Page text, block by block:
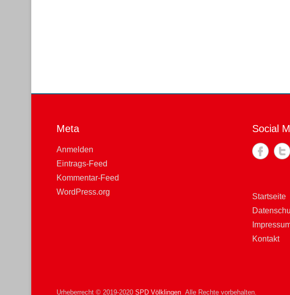
Meta
Anmelden
Eintrags-Feed
Kommentar-Feed
WordPress.org
Social
Startseite
Kontakt
Urheberrecht © 2019-2020 SPD Völklingen Alle Rechte vorbehalten.